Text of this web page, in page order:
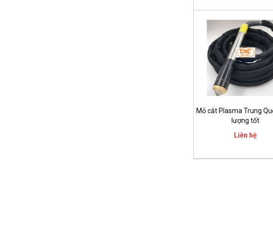
Mỏ cắt Plasma Trung
lượng tốt
Liên hệ